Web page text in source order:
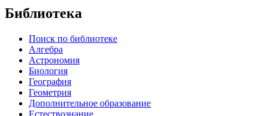
Библиотека
Поиск по библиотеке
Алгебра
Астрономия
Биология
География
Геометрия
Дополнительное образование
Естествознание